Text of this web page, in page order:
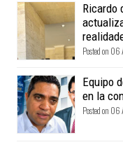
Ricardo
Posted on
Equipo
en la
Posted on